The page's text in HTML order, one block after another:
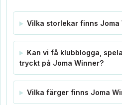
Vilka storlekar finns Joma
Kan vi få klubblogga,
tryckt på Joma Winner?
Vilka färger finns Joma